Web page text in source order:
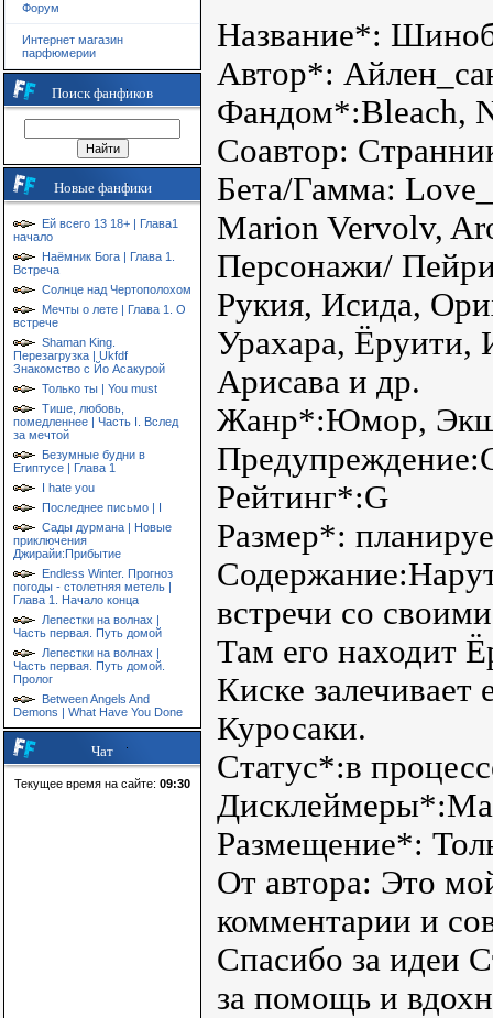
Форум
Интернет магазин
парфюмерии
Поиск фанфиков
Новые фанфики
Ей всего 13 18+ | Глава1
начало
Наёмник Бога | Глава 1.
Встреча
Солнце над Чертополохом
Мечты о лете | Глава 1. О
встрече
Shaman King.
Перезагрузка | Ukfdf
Знакомство с Йо Асакурой
Только ты | You must
Тише, любовь,
помедленнее | Часть I. Вслед
за мечтой
Безумные будни в
Египтусе | Глава 1
I hate you
Последнее письмо | I
Сады дурмана | Новые
приключения
Джирайи:Прибытие
Endless Winter. Прогноз
погоды - столетняя метель |
Глава 1. Начало конца
Лепестки на волнах |
Часть первая. Путь домой
Лепестки на волнах |
Часть первая. Путь домой.
Пролог
Between Angels And
Demons | What Have You Done
Чат
Текущее время на сайте: 09:30
Название*:
Автор*:
Фандом*:Bleach,
Соавтор:
Бета/Гамма:
Marion Vervolv,
Персонажи/
Рукия, Исида,
Урахара, Ёруити,
Арисава и др.
Жанр*:Юмор,
Рейтинг*:G
Размер*:
встречи со
Там его находит
Киске залечивает
Куросаки.
Статус*:в
Размещение*:
От автора: Это
комментарии и
Спасибо за идеи
за помощь и